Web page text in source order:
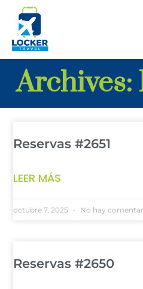
Archives:
Reservas #2651
LEER MÁS
octubre 7, 2025 No hay
Reservas #2650